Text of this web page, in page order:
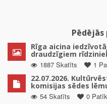
Rīga aicina
draudzīgiem
1887 Skatīts
1
22.07.2026.
komisijas sēdes
54 Skatīts
0 Patīk